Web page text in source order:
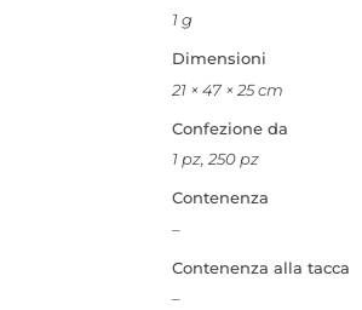
1 g
Dimensioni
21 × 47 × 25 cm
Confezione da
1 pz, 250 pz
Contenenza
–
Contenenza alla tacca
–